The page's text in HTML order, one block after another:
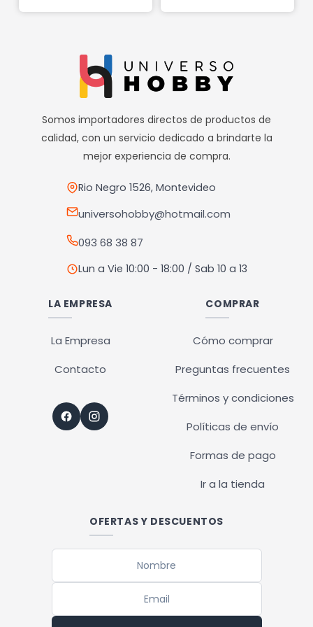
Somos importadores directos de productos de
calidad, con un servicio dedicado a brindarte la
mejor experiencia de compra.
Rio Negro 1526, Montevideo
universohobby@hotmail.com
093 68 38 87
Lun a Vie 10:00 - 18:00 / Sab 10 a 13
LA EMPRESA
La Empresa
Contacto
COMPRAR
Cómo comprar
Preguntas frecuentes
Términos y condiciones
Políticas de envío
Formas de pago
Ir a la tienda
OFERTAS Y DESCUENTOS